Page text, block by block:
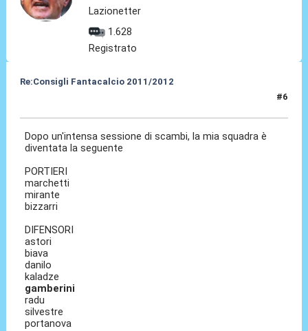
Lazionetter
1.628
Registrato
Re:Consigli Fantacalcio 2011/2012
#6
Dopo un'intensa sessione di scambi, la mia squadra è
diventata la seguente
PORTIERI
marchetti
mirante
bizzarri
DIFENSORI
astori
biava
danilo
kaladze
gamberini
radu
silvestre
portanova